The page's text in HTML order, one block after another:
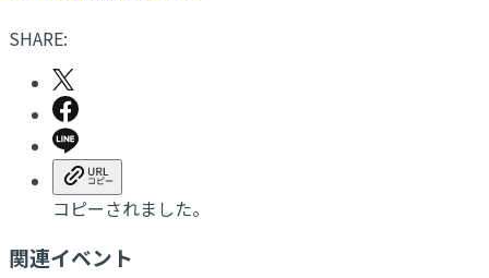
SHARE:
コピーされました。
関連イベント